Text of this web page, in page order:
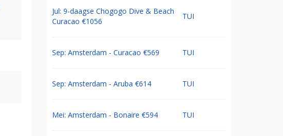
Jul: 9-daagse Chogogo Dive & Beach
Curacao €1056
TUI
Sep: Amsterdam - Curacao €569 TUI
Sep: Amsterdam - Aruba €614 TUI
Mei: Amsterdam - Bonaire €594 TUI